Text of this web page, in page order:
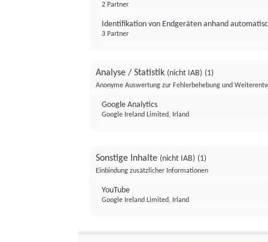
2 Partner
Identifikation von Endgeräten anhand
3 Partner
Analyse / Statistik (nicht IAB) (1)
Anonyme Auswertung zur Fehlerbehebung und
Google Analytics
Google Ireland Limited, Irland
Sonstige Inhalte (nicht IAB) (1)
Einbindung zusätzlicher Informationen
YouTube
Google Ireland Limited, Irland